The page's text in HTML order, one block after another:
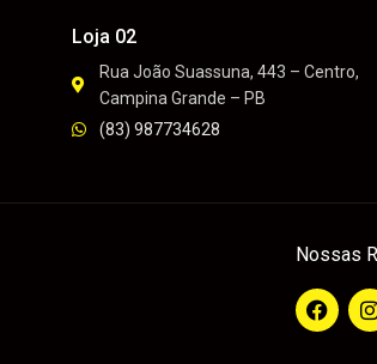
Loja 02
Rua João Suassuna, 443 – Centro,
Campina Grande – PB
(83) 987734628
Nossas